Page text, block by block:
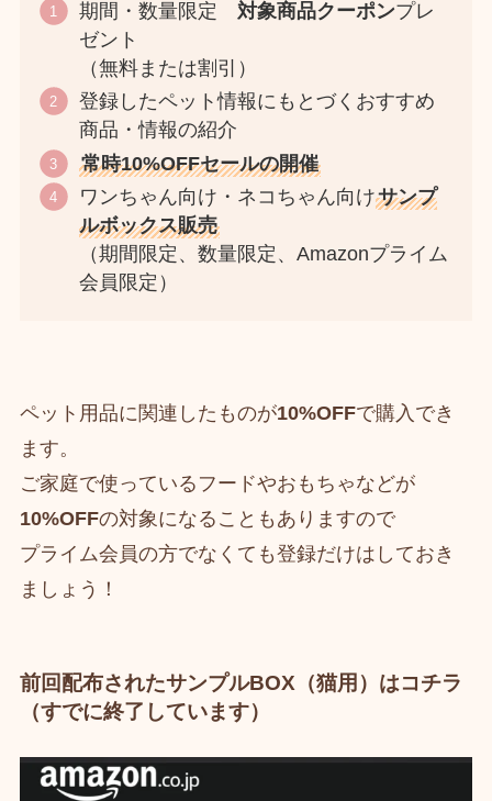
期間・数量限定 対象商品クーポンプレ
ゼント
（無料または割引）
登録したペット情報にもとづくおすすめ
商品・情報の紹介
常時10%OFFセールの開催
ワンちゃん向け・ネコちゃん向けサンプ
ルボックス販売
（期間限定、数量限定、Amazonプライム
会員限定）
ペット用品に関連したものが10%OFFで購入でき
ます。
ご家庭で使っているフードやおもちゃなどが
10%OFFの対象になることもありますので
プライム会員の方でなくても登録だけはしておき
ましょう！
前回配布されたサンプルBOX（猫用）はコチラ
（すでに終了しています）